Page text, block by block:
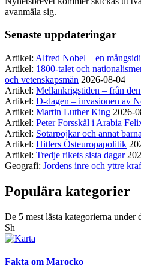
avanmäla sig.
Senaste uppdateringar
Artikel: Alfred Nobel – en
Artikel: 1800-talet och
och vetenskapsmän 2026-08-04
Artikel: Mellankrigstiden – från
Artikel: D-dagen – invasionen av
Artikel: Martin Luther King 2026-
Artikel: Peter Forsskål i Arabia
Artikel: Sotarpojkar och annat
Artikel: Hitlers Östeuropapolitik
Artikel: Tredje rikets sista dagar
Geografi: Jordens inre och yttre
Populära kategorier
De 5 mest lästa kategorierna under
Sh
Fakta om Marocko